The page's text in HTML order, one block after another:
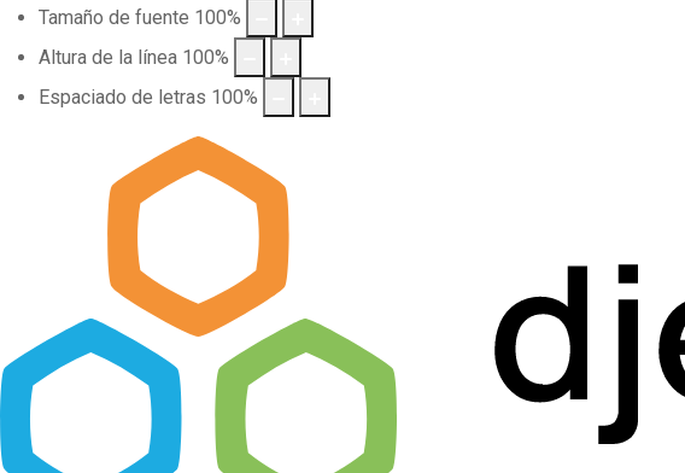
Tamaño de fuente 100%
Altura de la línea 100%
Espaciado de letras 100%